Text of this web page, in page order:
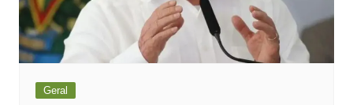
Geral